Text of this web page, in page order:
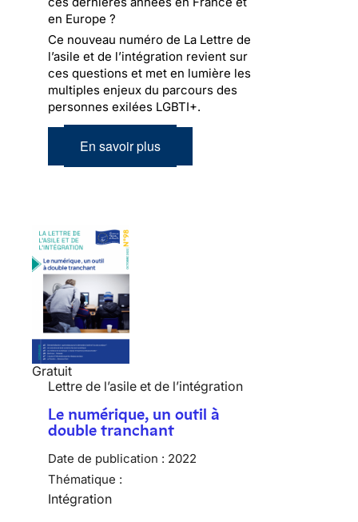
en Europe ?
Ce nouveau numéro de La Lettre de
l’asile et de l’intégration revient sur
ces questions et met en lumière les
multiples enjeux du parcours des
personnes exilées LGBTI+.
En savoir plus
Gratuit
Lettre de l’asile et de l’intégration
Le numérique, un outil à
double tranchant
Date de publication : 2022
Thématique :
Intégration